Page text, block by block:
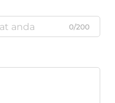
0/200